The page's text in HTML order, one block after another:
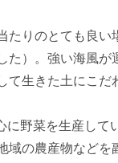
たりのとても良い
た）。強い海風が
て生きた土にこだ
野菜を生産して
域の農産物などを